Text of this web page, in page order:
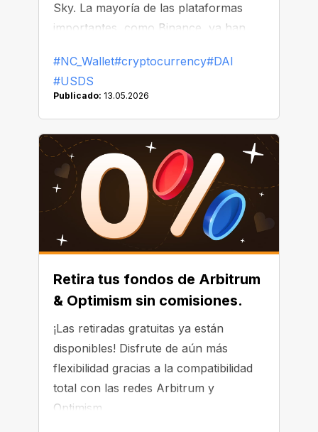
Sky. La mayoría de las plataformas
importantes, como Binance, ya han
DAI de sus listados.
#NC_Wallet#cryptocurrency#DAI
#USDS
Publicado: 13.05.2026
Retira tus fondos de Arbitrum
& Optimism sin comisiones.
¡Las retiradas gratuitas ya están
disponibles! Disfrute de aún más
flexibilidad gracias a la compatibilidad
total con las redes Arbitrum y
Optimism.